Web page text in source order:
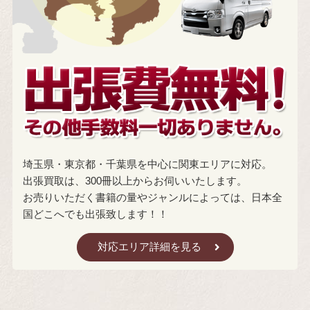
埼玉県・東京都・千葉県を中心に関東エリアに対応。
出張買取は、300冊以上からお伺いいたします。
お売りいただく書籍の量やジャンルによっては、日本全
国どこへでも出張致します！！
対応エリア詳細を見る